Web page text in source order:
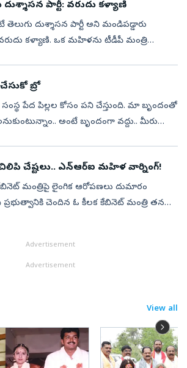
పార్టీ: వరుదు కళ్యాణి
తెలుగు దుశ్శాసన పార్టీ అని మండిపడ్డారు
కళ్యాణి. ఒక మహిళను టీడీపీ మంత్రి
బ్రో
పేద పిల్లల కోసం పని చేస్తుంది. మా బృందంతో
అంటే బృందంగా వద్దు.. మీరు
చేష్టలు.. ఎన్ఆర్ఐ మహిళ వార్నింగ్!
మంత్రిపై లైంగిక ఆరోపణలు దుమారం
చెందిన ఓ కీలక కేబినెట్ మంత్రి తనను
Advertisement
Advertisement
View all